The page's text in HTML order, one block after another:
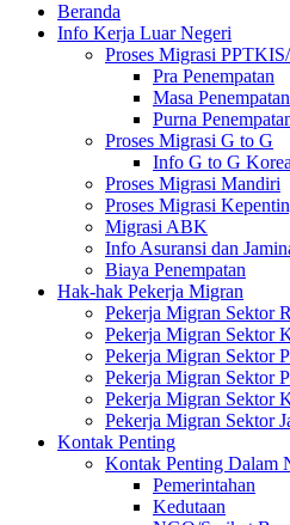
Beranda
Info Kerja Luar Negeri
Proses Migrasi
Pra Penempatan
Masa Penempatan
Purna
Proses Migrasi G to G
Info G to G Korea
Proses Migrasi Mandiri
Proses Migrasi
Migrasi ABK
Info Asuransi dan
Biaya Penempatan
Hak-hak Pekerja Migran
Pekerja Migran Sektor
Pekerja Migran Sektor
Pekerja Migran Sektor
Pekerja Migran Sektor
Pekerja Migran Sektor
Pekerja Migran Sektor
Kontak Penting
Kontak Penting Dalam
Pemerintahan
Kedutaan